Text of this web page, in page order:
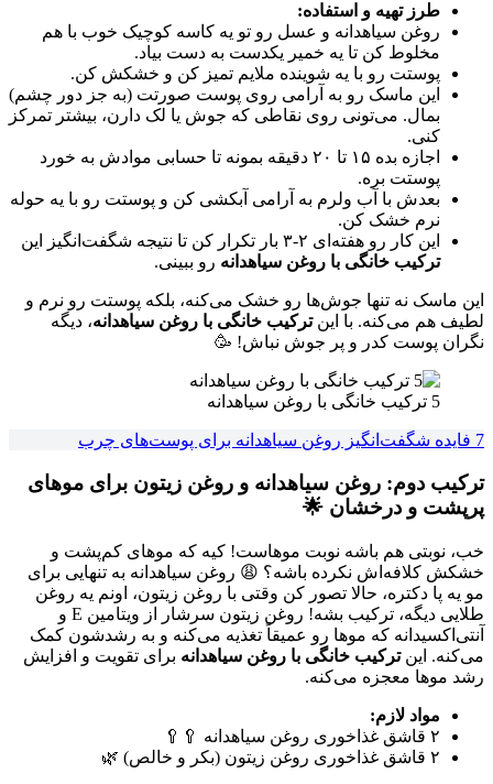
طرز تهیه و استفاده:
روغن سیاهدانه و عسل رو تو یه کاسه کوچیک خوب با هم
مخلوط کن تا یه خمیر یکدست به دست بیاد.
پوستت رو با یه شوینده ملایم تمیز کن و خشکش کن.
این ماسک رو به آرامی روی پوست صورتت (به جز دور چشم)
بمال. می‌تونی روی نقاطی که جوش یا لک دارن، بیشتر تمرکز
کنی.
اجازه بده ۱۵ تا ۲۰ دقیقه بمونه تا حسابی موادش به خورد
پوستت بره.
بعدش با آب ولرم به آرامی آبکشی کن و پوستت رو با یه حوله
نرم خشک کن.
این کار رو هفته‌ای ۲-۳ بار تکرار کن تا نتیجه شگفت‌انگیز این
ترکیب خانگی با روغن سیاهدانه رو ببینی.
این ماسک نه تنها جوش‌ها رو خشک می‌کنه، بلکه پوستت رو نرم و
لطیف هم می‌کنه. با اینترکیب خانگی با روغن سیاهدانه، دیگه
نگران پوست کدر و پر جوش نباش! 🥳
5 ترکیب خانگی با روغن سیاهدانه
7 فایده شگفت‌انگیز روغن سیاهدانه برای پوست‌های چرب
ترکیب دوم: روغن سیاهدانه و روغن زیتون برای موهای
پرپشت و درخشان 🌟
خب، نوبتی هم باشه نوبت موهاست! کیه که موهای کم‌پشت و
خشکش کلافه‌اش نکرده باشه؟ 😩 روغن سیاهدانه به تنهایی برای
مو یه پا دکتره، حالا تصور کن وقتی با روغن زیتون، اونم یه روغن
طلایی دیگه، ترکیب بشه! روغن زیتون سرشار از ویتامین E و
آنتی‌اکسیدانه که موها رو عمیقاً تغذیه می‌کنه و به رشدشون کمک
می‌کنه. اینترکیب خانگی با روغن سیاهدانه برای تقویت و افزایش
رشد موها معجزه می‌کنه.
مواد لازم:
۲ قاشق غذاخوری روغن سیاهدانه 🥄🥄
۲ قاشق غذاخوری روغن زیتون (بکر و خالص) 🌿